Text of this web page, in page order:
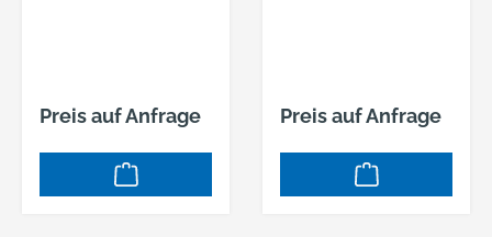
Preis auf Anfrage Preis auf Anfrage